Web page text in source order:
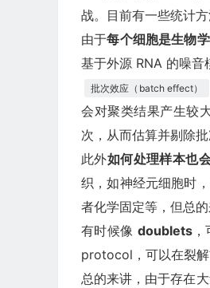
战。目前有一些统计
由于每个细胞是生物
基于外源 RNA 的噪音
批次效应（batch effect）
会对聚类结果产生较
次，从而估算并剔除
此外如何处理样本也
织，如神经元细胞时
者化学固定等，但总
有时候像 doublets，
protocol，可以在裂
总的来讲，由于存在